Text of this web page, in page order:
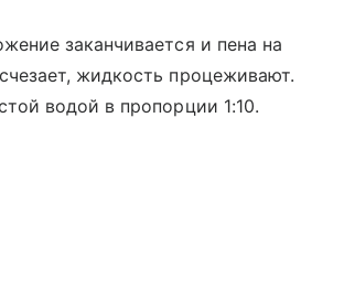
заканчивается и пена на
жидкость процеживают.
водой в пропорции 1:10.